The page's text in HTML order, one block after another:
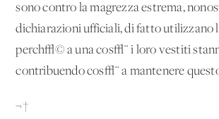
sono contro la magrezza estrema,
dichiarazioni ufficiali, di fatto utilizzano
perch√© a una cos√¨ i loro vestiti
contribuendo cos√¨ a mantenere
¬†